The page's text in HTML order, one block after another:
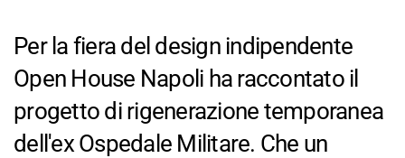
Per la fiera del design indipendente
Open House Napoli ha raccontato il
progetto di rigenerazione temporanea
dell'ex Ospedale Militare. Che un